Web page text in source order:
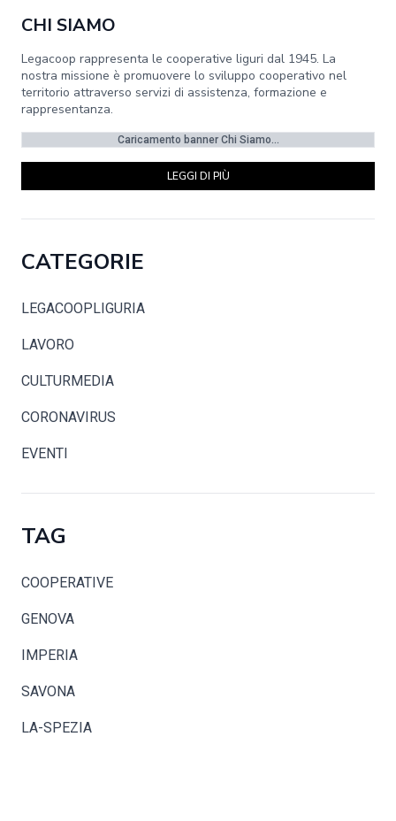
CHI SIAMO
Legacoop rappresenta le cooperative liguri dal 1945. La
nostra missione è promuovere lo sviluppo cooperativo nel
territorio attraverso servizi di assistenza, formazione e
rappresentanza.
Caricamento banner Chi Siamo...
LEGGI DI PIÙ
CATEGORIE
LEGACOOPLIGURIA
LAVORO
CULTURMEDIA
CORONAVIRUS
EVENTI
TAG
COOPERATIVE
GENOVA
IMPERIA
SAVONA
LA-SPEZIA